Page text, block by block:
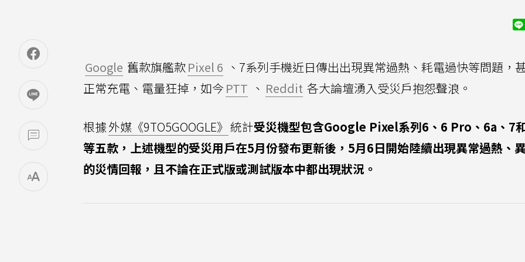
Google 舊款旗艦款Pixel 6 、7系列手機近日傳出出現異常過熱、耗電過快等問題，
正常充電、電量狂掉，如今 PTT 、 Reddit 各大論壇湧入受災戶抱怨聲浪。
根據外媒《9TO5GOOGLE》 統計受災機型包含Google Pixel系列6、6 Pro、6a、7
等五款，上述機型的受災用戶在5月份發布更新後，5月6日開始陸續出現異常過熱、
的災情回報，且不論在正式版或測試版本中都出現狀況。